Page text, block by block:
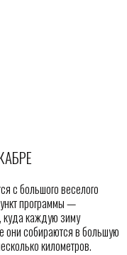
с большого веселого
программы —
каждую зиму
они собираются в большую
километров.